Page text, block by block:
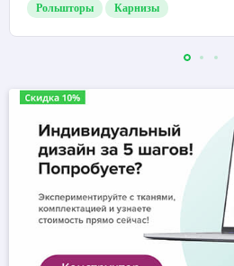
Рольшторы Карнизы